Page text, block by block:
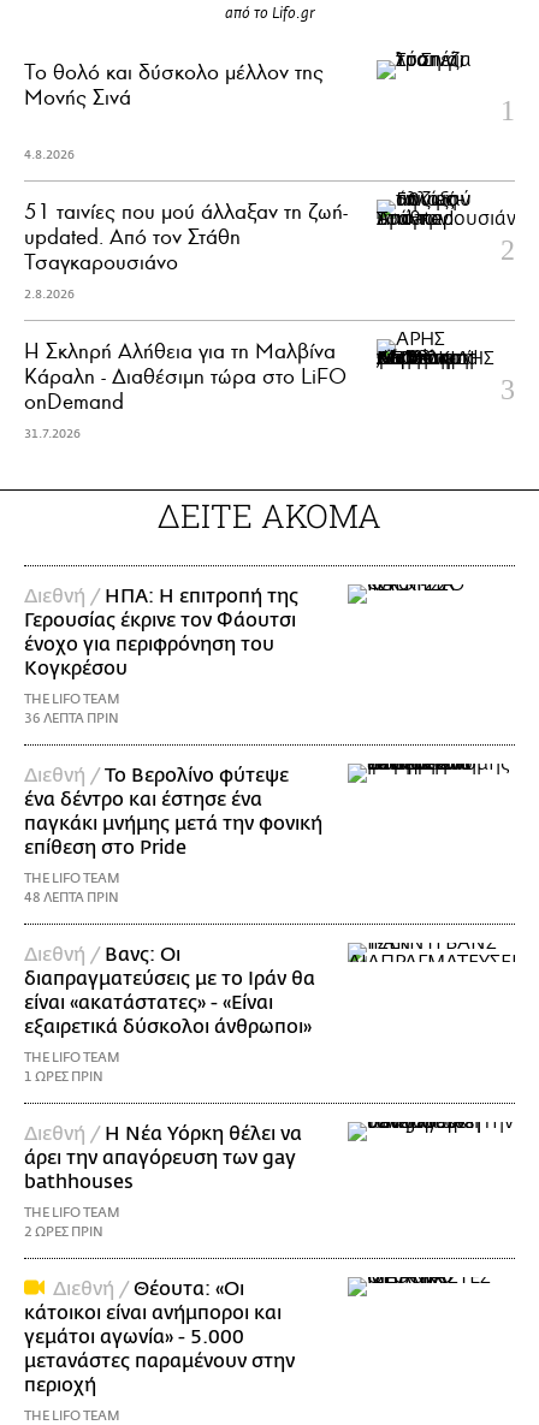
από το Lifo.gr
Το θολό και δύσκολο μέλλον της
Μονής Σινά
4.8.2026
51 ταινίες που μού άλλαξαν τη ζωή-
updated. Aπό τον Στάθη
Τσαγκαρουσιάνο
2.8.2026
Η Σκληρή Αλήθεια για τη Μαλβίνα
Κάραλη - Διαθέσιμη τώρα στo LiFO
onDemand
31.7.2026
ΔΕΙΤΕ ΑΚΟΜΑ
Διεθνή / ΗΠΑ: Η επιτροπή της
Γερουσίας έκρινε τον Φάουτσι
ένοχο για περιφρόνηση του
Κογκρέσου
THE LIFO TEAM
36 ΛΕΠΤΑ ΠΡΙΝ
Διεθνή /Το Βερολίνο φύτεψε
ένα δέντρο και έστησε ένα
παγκάκι μνήμης μετά την φονική
επίθεση στο Pride
THE LIFO TEAM
48 ΛΕΠΤΑ ΠΡΙΝ
Διεθνή / Βανς: Οι
διαπραγματεύσεις με το Ιράν θα
είναι «ακατάστατες» - «Είναι
εξαιρετικά δύσκολοι άνθρωποι»
THE LIFO TEAM
1 ΩΡΕΣ ΠΡΙΝ
Διεθνή / Η Νέα Υόρκη θέλει να
άρει την απαγόρευση των gay
bathhouses
THE LIFO TEAM
2 ΩΡΕΣ ΠΡΙΝ
Διεθνή /Θέουτα: «Οι
κάτοικοι είναι ανήμποροι και
γεμάτοι αγωνία» - 5.000
μετανάστες παραμένουν στην
περιοχή
THE LIFO TEAM